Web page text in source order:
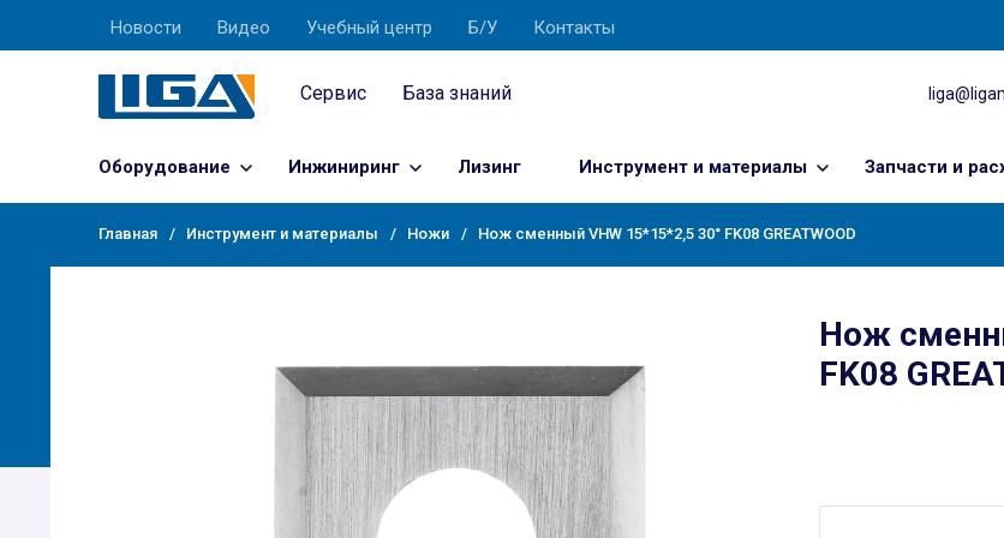
Новости Видео Учебный центр Б/У Контакты
Сервис База знаний
Оборудование Инжиниринг Лизинг Инструмент и материалы Запчасти и
Главная Инструмент и материалы Ножи Нож сменный VHW 15*15*2,5 30° FK08 GREATWOOD
Нож
FK08